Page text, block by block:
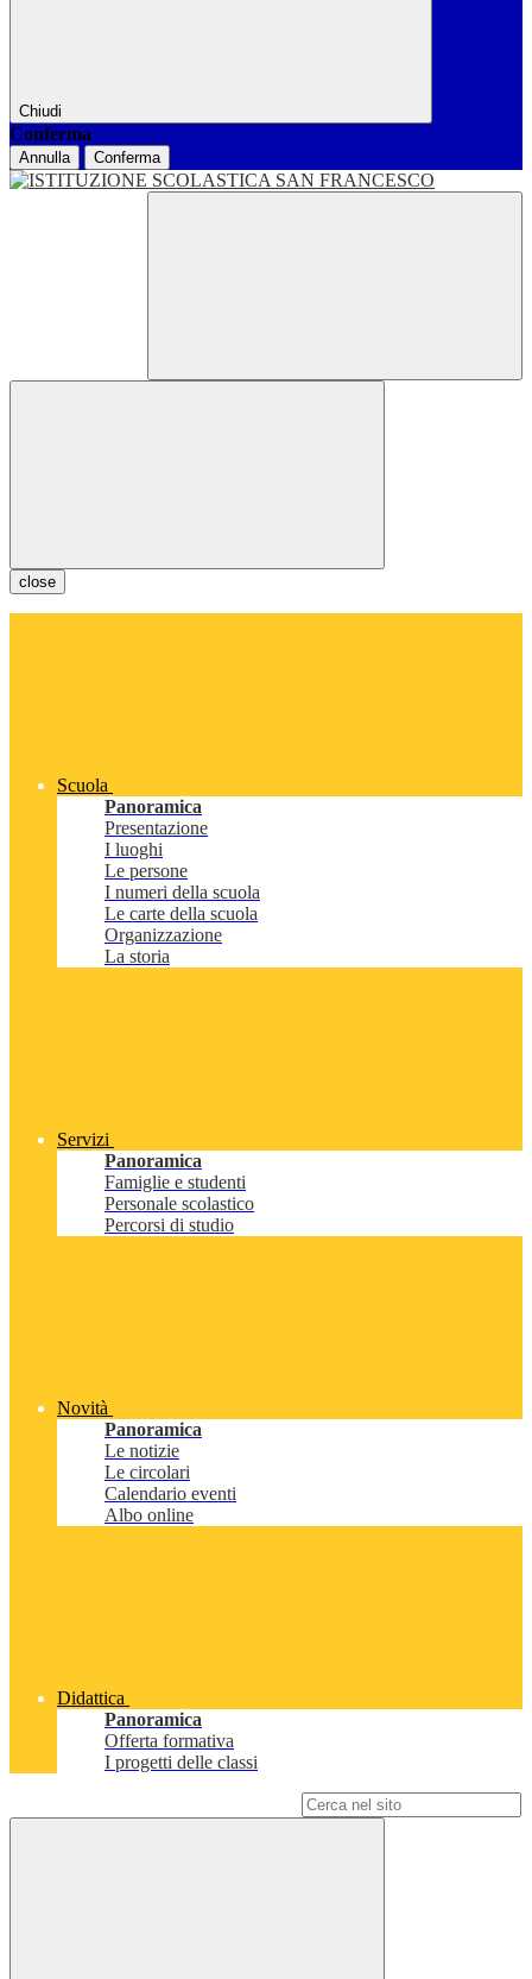
Chiudi
Conferma
Annulla Conferma
close
Scuola
Panoramica
Presentazione
I luoghi
Le persone
I numeri della scuola
Le carte della scuola
Organizzazione
La storia
Servizi
Panoramica
Famiglie e studenti
Personale scolastico
Percorsi di studio
Novità
Panoramica
Le notizie
Le circolari
Calendario eventi
Albo online
Didattica
Panoramica
Offerta formativa
I progetti delle classi